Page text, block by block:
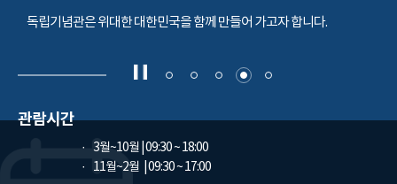
독립기념관은 위대한 대한민국을 함께 만들어 가고자 합니다.
관람시간
3월~10월 | 09:30 ~ 18:00
11월~2월
| 09:30 ~ 17:00